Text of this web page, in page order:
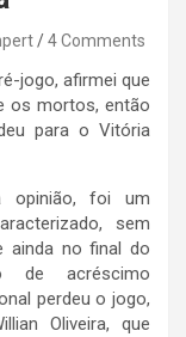
4 Comments
jogo, afirmei que
os mortos, então
para o Vitória
opinião, foi um
sem
ainda no final do
de acréscimo
perdeu o jogo,
Oliveira, que